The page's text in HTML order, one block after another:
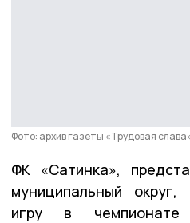
Фото: архив газеты «Трудовая
ФК «Сатинка»,
муниципальный
игру в